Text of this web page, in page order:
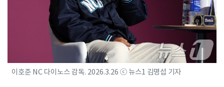
이호준 NC 다이노스 감독. 2026.3.26 ⓒ 뉴스1 김명섭 기자